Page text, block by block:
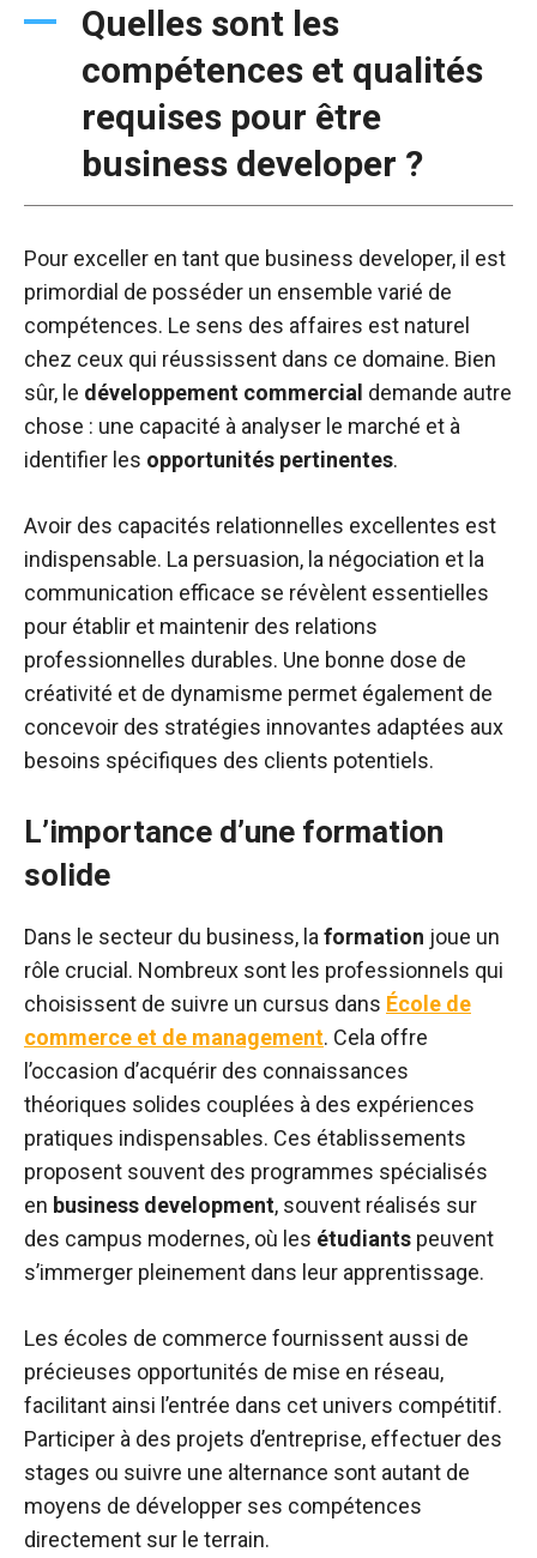
Quelles sont les
compétences et qualités
requises pour être
business developer ?
Pour exceller en tant que business developer, il est
primordial de posséder un ensemble varié de
compétences. Le sens des affaires est naturel
chez ceux qui réussissent dans ce domaine. Bien
sûr, le développement commercial demande autre
chose : une capacité à analyser le marché et à
identifier les opportunités pertinentes.
Avoir des capacités relationnelles excellentes est
indispensable. La persuasion, la négociation et la
communication efficace se révèlent essentielles
pour établir et maintenir des relations
professionnelles durables. Une bonne dose de
créativité et de dynamisme permet également de
concevoir des stratégies innovantes adaptées aux
besoins spécifiques des clients potentiels.
L’importance d’une formation
solide
Dans le secteur du business, la formation joue un
rôle crucial. Nombreux sont les professionnels qui
choisissent de suivre un cursus dans École de
commerce et de management. Cela offre
l’occasion d’acquérir des connaissances
théoriques solides couplées à des expériences
pratiques indispensables. Ces établissements
proposent souvent des programmes spécialisés
en business development, souvent réalisés sur
des campus modernes, où les étudiants peuvent
s’immerger pleinement dans leur apprentissage.
Les écoles de commerce fournissent aussi de
précieuses opportunités de mise en réseau,
facilitant ainsi l’entrée dans cet univers compétitif.
Participer à des projets d’entreprise, effectuer des
stages ou suivre une alternance sont autant de
moyens de développer ses compétences
directement sur le terrain.